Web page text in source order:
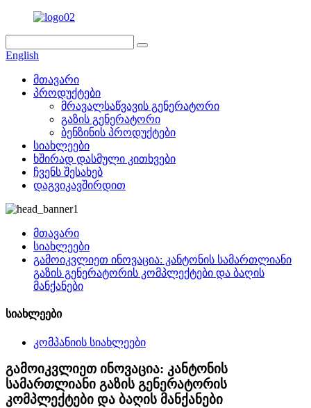
English
მთავარი
პროდუქტები
მრავალსაწვავის გენერატორი
გაზის გენერატორი
ბენზინის პროდუქტები
სიახლეები
ხშირად დასმული კითხვები
ჩვენს შესახებ
დაგვიკავშირდით
მთავარი
სიახლეები
გამოიკვლიეთ ინოვაცია: კანტონის სამართლიანი
გაზის გენერატორის კომპლექტები და ბაღის
მანქანები
სიახლეები
კომპანიის სიახლეები
გამოიკვლიეთ ინოვაცია: კანტონის
სამართლიანი გაზის გენერატორის
კომპლექტები და ბაღის მანქანები